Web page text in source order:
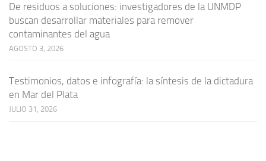
De residuos a soluciones: investigadores de la UNMDP
buscan desarrollar materiales para remover
contaminantes del agua
AGOSTO 3, 2026
Testimonios, datos e infografía: la síntesis de la dictadura
en Mar del Plata
JULIO 31, 2026